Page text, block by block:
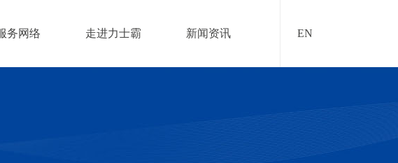
务网络 走进力士霸 新闻资讯 EN